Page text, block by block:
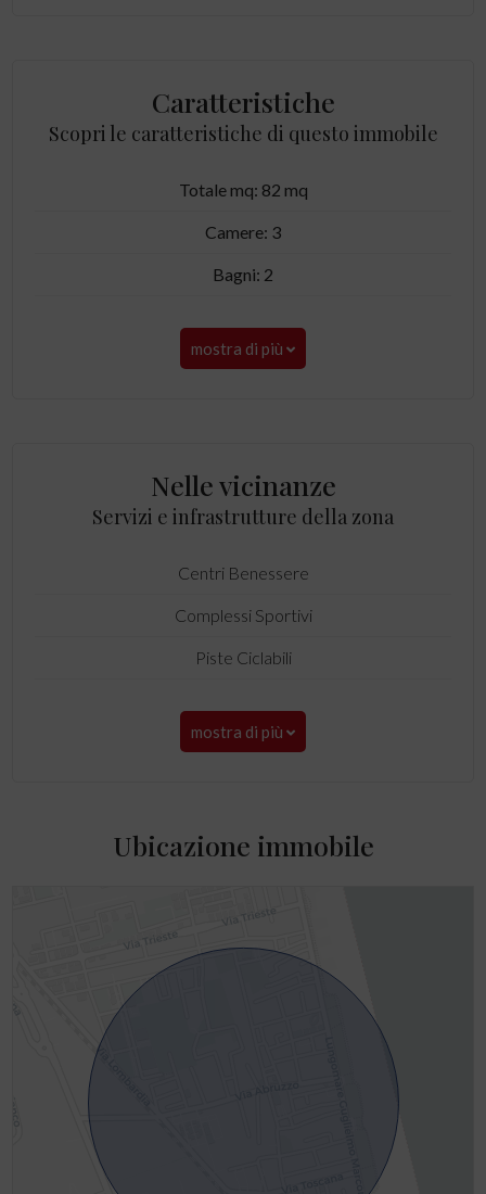
Caratteristiche
Scopri le caratteristiche di questo immobile
Totale mq: 82 mq
Camere: 3
Bagni: 2
mostra di più
Nelle vicinanze
Servizi e infrastrutture della zona
Centri Benessere
Complessi Sportivi
Piste Ciclabili
mostra di più
Ubicazione immobile